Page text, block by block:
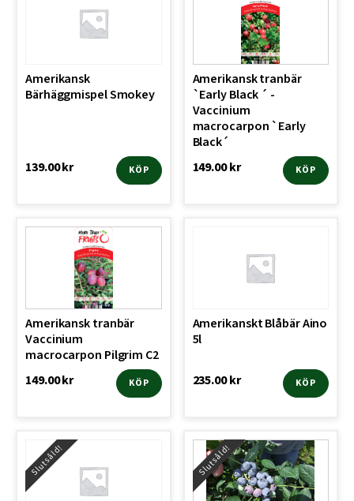
Amerikansk
Bärhäggmispel Smokey
139.00kr KÖP
Amerikansk tranbär
`Early Black ´ -
Vaccinium
macrocarpon `Early
Black´
149.00kr KÖP
Amerikansk tranbär
Vaccinium
macrocarpon Pilgrim C2
149.00kr KÖP
Amerikanskt Blåbär Aino
5l
235.00kr KÖP
Slutsåld! Slutsåld!